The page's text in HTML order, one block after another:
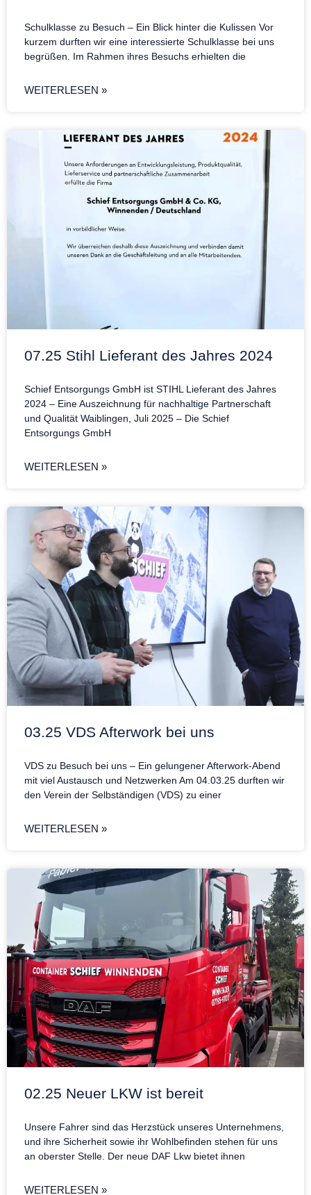
Schulklasse zu Besuch – Ein Blick hinter die Kulissen Vor
kurzem durften wir eine interessierte Schulklasse bei uns
begrüßen. Im Rahmen ihres Besuchs erhielten die
WEITERLESEN »
07.25 Stihl Lieferant des Jahres 2024
Schief Entsorgungs GmbH ist STIHL Lieferant des Jahres
2024 – Eine Auszeichnung für nachhaltige Partnerschaft
und Qualität Waiblingen, Juli 2025 – Die Schief
Entsorgungs GmbH
WEITERLESEN »
03.25 VDS Afterwork bei uns
VDS zu Besuch bei uns – Ein gelungener Afterwork-Abend
mit viel Austausch und Netzwerken Am 04.03.25 durften wir
den Verein der Selbständigen (VDS) zu einer
WEITERLESEN »
02.25 Neuer LKW ist bereit
Unsere Fahrer sind das Herzstück unseres Unternehmens,
und ihre Sicherheit sowie ihr Wohlbefinden stehen für uns
an oberster Stelle. Der neue DAF Lkw bietet ihnen
WEITERLESEN »